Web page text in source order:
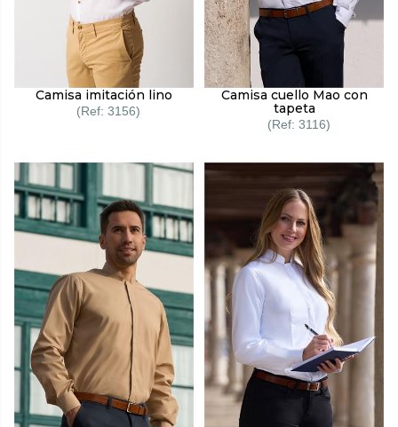
Camisa imitación lino
3156
Camisa cuello Mao con
tapeta
3116